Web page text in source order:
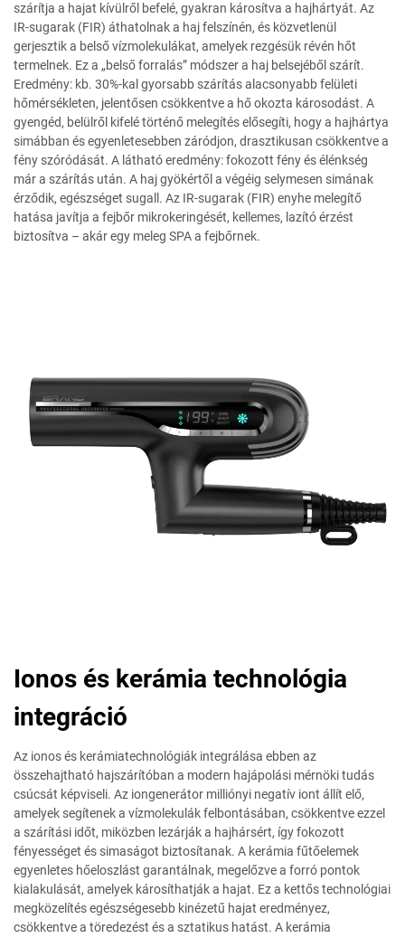
szárítja a hajat kívülről befelé, gyakran károsítva a hajhártyát. Az
IR-sugarak (FIR) áthatolnak a haj felszínén, és közvetlenül
gerjesztik a belső vízmolekulákat, amelyek rezgésük révén hőt
termelnek. Ez a „belső forralás” módszer a haj belsejéből szárít.
Eredmény: kb. 30%-kal gyorsabb szárítás alacsonyabb felületi
hőmérsékleten, jelentősen csökkentve a hő okozta károsodást. A
gyengéd, belülről kifelé történő melegítés elősegíti, hogy a hajhártya
simábban és egyenletesebben záródjon, drasztikusan csökkentve a
fény szóródását. A látható eredmény: fokozott fény és élénkség
már a szárítás után. A haj gyökértől a végéig selymesen simának
érződik, egészséget sugall. Az IR-sugarak (FIR) enyhe melegítő
hatása javítja a fejbőr mikrokeringését, kellemes, lazító érzést
biztosítva – akár egy meleg SPA a fejbőrnek.
Ionos és kerámia technológia
integráció
Az ionos és kerámiatechnológiák integrálása ebben az
összehajtható hajszárítóban a modern hajápolási mérnöki tudás
csúcsát képviseli. Az iongenerátor milliónyi negatív iont állít elő,
amelyek segítenek a vízmolekulák felbontásában, csökkentve ezzel
a szárítási időt, miközben lezárják a hajhársért, így fokozott
fényességet és simaságot biztosítanak. A kerámia fűtőelemek
egyenletes hőeloszlást garantálnak, megelőzve a forró pontok
kialakulását, amelyek károsíthatják a hajat. Ez a kettős technológiai
megközelítés egészségesebb kinézetű hajat eredményez,
csökkentve a töredezést és a sztatikus hatást. A kerámia